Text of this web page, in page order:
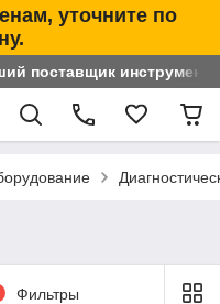
уточните по
поставщик
Фильтры